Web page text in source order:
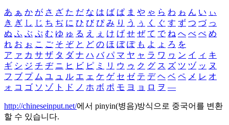
あ ぁ か が さ ざ た だ な は ば ぱ ま や ゃ ら わ ゎ ん い ぃ
き ぎ し じ ち ぢ に ひ び ぴ み り う ぅ く ぐ す ず つ づ っ
ぬ ふ ぶ ぷ む ゆ ゅ る え ぇ け げ せ ぜ て で ね へ べ ぺ め
れ お ぉ こ ご そ ぞ と ど の ほ ぼ ぽ も よ ょ ろ を
ア ァ カ サ ザ タ ダ ナ ハ バ パ マ ヤ ャ ラ ワ ヮ ン イ ィ キ
ギ シ ジ チ ヂ ニ ヒ ビ ピ ミ リ ウ ゥ ク グ ス ズ ツ ヅ ッ ヌ
フ ブ プ ム ユ ュ ル エ ェ ケ ゲ セ ゼ テ デ ヘ ベ ペ メ レ オ
ォ コ ゴ ソ ゾ ト ド ノ ホ ボ ポ モ ヨ ョ ロ ヲ ―
http://chineseinput.net/에서 pinyin(병음)방식으로 중국어를 변환
할 수 있습니다.